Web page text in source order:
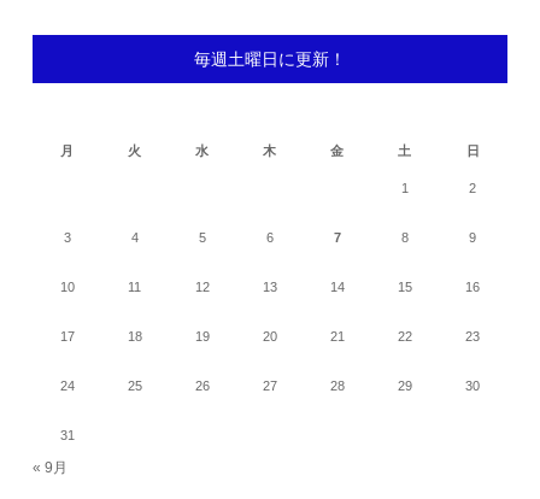
毎週土曜日に更新！
月
火 水 木 金 土 日
1 2
3 4 5 6 7 8 9
10 11 12 13 14 15 16
17 18 19 20 21 22 23
24 25 26 27 28 29 30
31
« 9月